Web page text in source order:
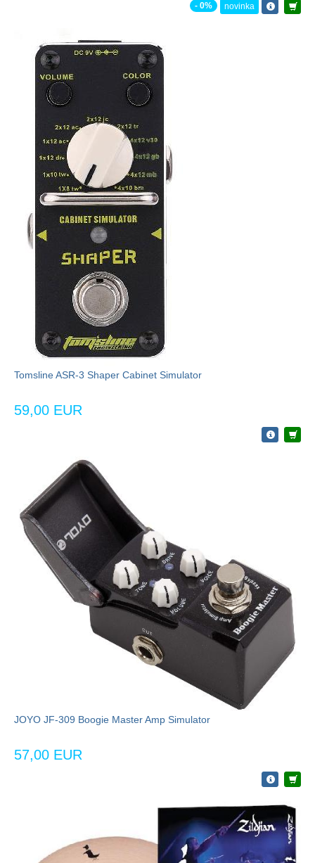
- 0% novinka
Tomsline ASR-3 Shaper Cabinet Simulator
59,00 EUR
JOYO JF-309 Boogie Master Amp Simulator
57,00 EUR